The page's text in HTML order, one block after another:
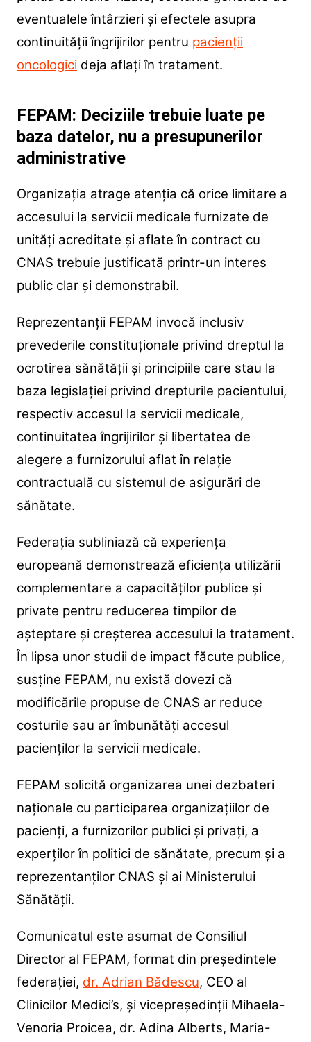
eventualele întârzieri și efectele asupra
continuității îngrijirilor pentru pacienții
oncologicideja aflați în tratament.
FEPAM: Deciziile trebuie luate pe
baza datelor, nu a presupunerilor
administrative
Organizația atrage atenția că orice limitare a
accesului la servicii medicale furnizate de
unități acreditate și aflate în contract cu
CNAS trebuie justificată printr-un interes
public clar și demonstrabil.
Reprezentanții FEPAM invocă inclusiv
prevederile constituționale privind dreptul la
ocrotirea sănătății și principiile care stau la
baza legislației privind drepturile pacientului,
respectiv accesul la servicii medicale,
continuitatea îngrijirilor și libertatea de
alegere a furnizorului aflat în relație
contractuală cu sistemul de asigurări de
sănătate.
Federația subliniază că experiența
europeană demonstrează eficiența utilizării
complementare a capacităților publice și
private pentru reducerea timpilor de
așteptare și creșterea accesului la tratament.
În lipsa unor studii de impact făcute publice,
susține FEPAM, nu există dovezi că
modificările propuse de CNAS ar reduce
costurile sau ar îmbunătăți accesul
pacienților la servicii medicale.
FEPAM solicită organizarea unei dezbateri
naționale cu participarea organizațiilor de
pacienți, a furnizorilor publici și privați, a
experților în politici de sănătate, precum și a
reprezentanților CNAS și ai Ministerului
Sănătății.
Comunicatul este asumat de Consiliul
Director al FEPAM, format din președintele
federației, dr. Adrian Bădescu, CEO al
Clinicilor Medici’s, și vicepreședinții Mihaela-
Venoria Proicea, dr. Adina Alberts, Maria-